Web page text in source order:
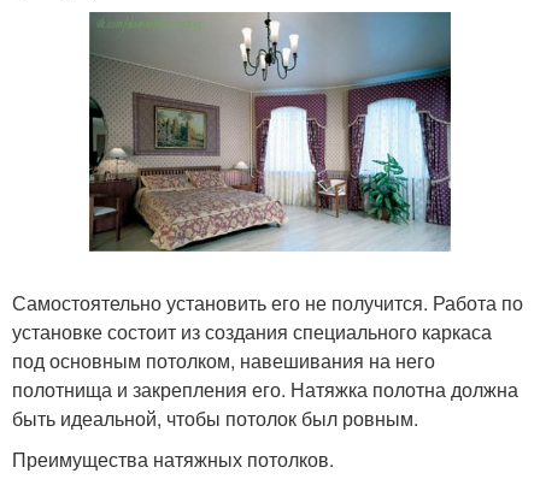
Самостоятельно установить его не получится. Работа по
установке состоит из создания специального каркаса
под основным потолком, навешивания на него
полотнища и закрепления его. Натяжка полотна должна
быть идеальной, чтобы потолок был ровным.
Преимущества натяжных потолков.